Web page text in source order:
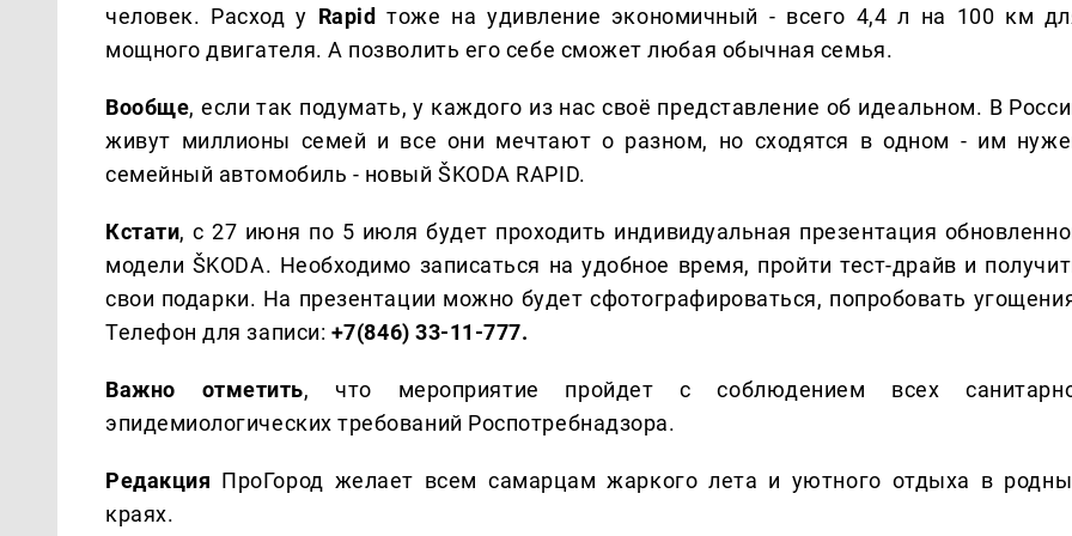
человек. Расход у Rapid тоже на удивление экономичный - всего 4,4 л на 100 км
мощного двигателя. А позволить его себе сможет любая обычная семья.
Вообще, если так подумать, у каждого из нас своё представление об идеальном. В
живут миллионы семей и все они мечтают о разном, но сходятся в одном - им
семейный автомобиль - новый ŠKODA RAPID.
Кстати, с 27 июня по 5 июля будет проходить индивидуальная презентация
модели ŠKODA. Необходимо записаться на удобное время, пройти тест-драйв и
свои подарки. На презентации можно будет сфотографироваться, попробовать
Телефон для записи: +7(846) 33-11-777.
Важно отметить, что мероприятие пройдет с соблюдением всех
эпидемиологических требований Роспотребнадзора.
Редакция ПроГород желает всем самарцам жаркого лета и уютного отдыха в
краях.